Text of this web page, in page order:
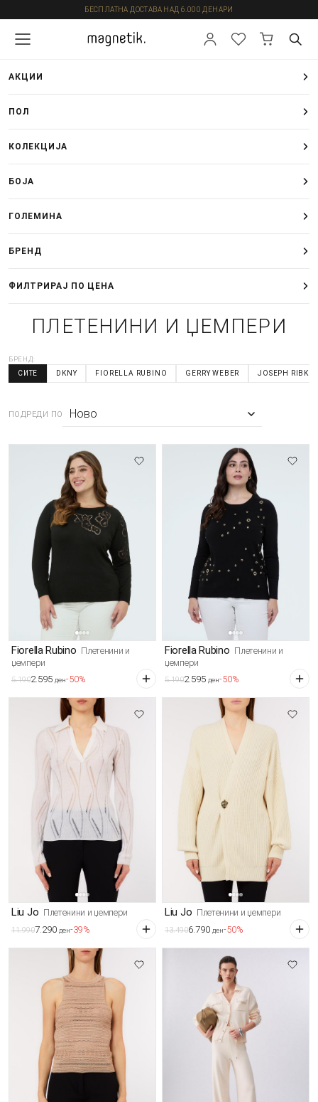
БЕСПЛАТНА ДОСТАВА НАД 6.000 ДЕНАРИ
АКЦИИ
ПОЛ
КОЛЕКЦИЈА
БОЈА
ГОЛЕМИНА
БРЕНД
ФИЛТРИРАЈ ПО ЦЕНА
ПЛЕТЕНИНИ И ЏЕМПЕРИ
БРЕНД:
СИТЕ DKNY FIORELLA RUBINO GERRY WEBER JOSEPH
ПОДРЕДИ ПО
Fiorella Rubino Плетенини и
џемпери
5.1902.595 ден-50%
Fiorella Rubino Плетенини и
џемпери
5.1902.595 ден-50%
Liu Jo Плетенини и џемпери
11.9907.290 ден-39%
Liu Jo Плетенини и џемпери
13.4906.790 ден-50%